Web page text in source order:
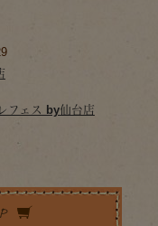
フェス by仙台店